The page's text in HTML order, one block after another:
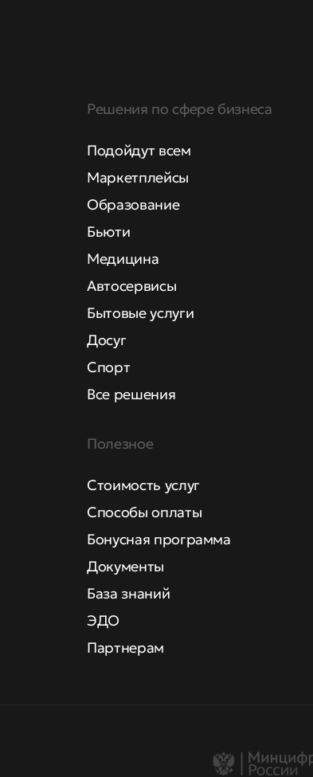
Решения по сфере бизнеса
Подойдут всем
Маркетплейсы
Образование
Бьюти
Медицина
Автосервисы
Бытовые услуги
Досуг
Спорт
Все решения
Полезное
Стоимость услуг
Способы оплаты
Бонусная программа
Документы
База знаний
ЭДО
Партнерам